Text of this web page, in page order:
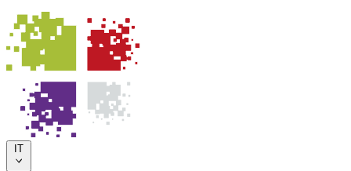
IT